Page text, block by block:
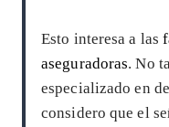
Esto interesa a las
aseguradoras. No
especializado en
considero que el